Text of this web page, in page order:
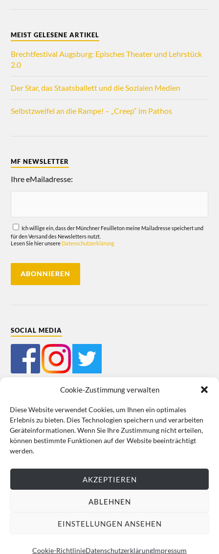
Cookie-Zustimmung verwalten
Diese Website verwendet Cookies, um Ihnen ein optimales
Erlebnis zu bieten. Dies Technologien speichern und verarbeiten
Geräteinformationen. Wenn Sie Ihre Zustimmung nicht erteilen,
können bestimmte Funktionen auf der Website beeinträchtigt
werden.
AKZEPTIEREN
ABLEHNEN
EINSTELLUNGEN ANSEHEN
Cookie-RichtlinieDatenschutzerklärungImpressum
MEIST GELESENE ARTIKEL
Brechtfestival Augsburg: Episches Theater und Lehrstück
2.0
Der Star, das Staatsballett und die Sozialen Medien
Selbstzweifel an die Rampe! – „Creep“ im Pathos
MF NEWSLETTER
Ihre eMailadresse:
Ich willige ein, dass der Münchner Feuilleton meine Mailadresse speichert und
für den Versand des Newsletters nutzt.
Lesen Sie hier unsere Datenschutzerklärung
SOCIAL MEDIA
Impressum Datenschutz Cookie-Richtlinie (EU) AGB